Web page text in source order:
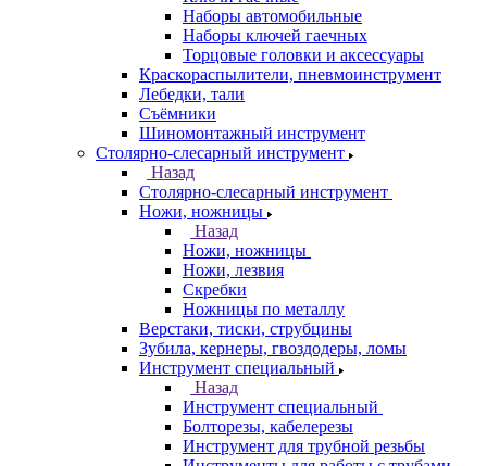
Наборы автомобильные
Наборы ключей гаечных
Торцовые головки и аксессуары
Краскораспылители, пневмоинструмент
Лебедки, тали
Съёмники
Шиномонтажный инструмент
Столярно-слесарный инструмент
Назад
Столярно-слесарный инструмент
Ножи, ножницы
Назад
Ножи, ножницы
Ножи, лезвия
Скребки
Ножницы по металлу
Верстаки, тиски, струбцины
Зубила, кернеры, гвоздодеры, ломы
Инструмент специальный
Назад
Инструмент специальный
Болторезы, кабелерезы
Инструмент для трубной резьбы